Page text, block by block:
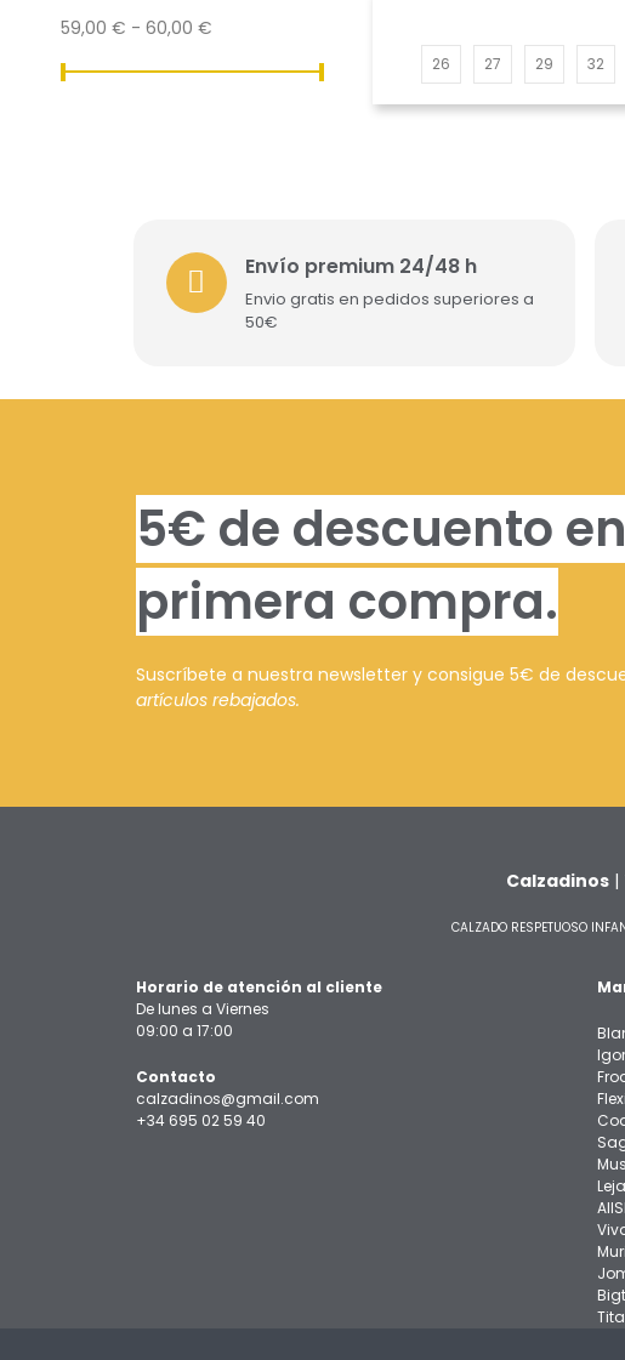
59,00 € - 60,00 €
26 27 29 32
Envío premium 24/48 h
Envio gratis en pedidos superiores a
50€
5€ de descuento
primera compra.
Suscríbete a nuestra newsletter y consigue 5€ de
artículos rebajados.
Calzadinos|
CALZADO RESPETUOSO
Horario de atención al cliente
De lunes a Viernes
09:00 a 17:00
Contacto
calzadinos@gmail.com
+34 695 02 59 40
Igor